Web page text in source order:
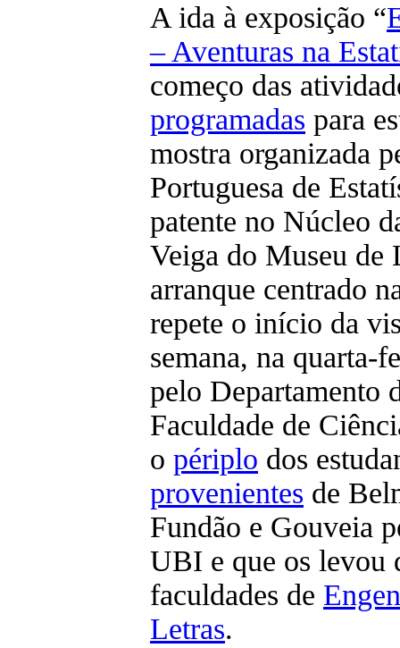
A ida à exposição “
– Aventuras na
começo das
programadas para
mostra organizada
Portuguesa de
patente no Núcleo
Veiga do Museu
arranque centrado
repete o início da
semana, na quarta-
pelo Departamento
Faculdade de
o périplo dos
provenientes de
Fundão e Gouveia
UBI e que os levou
faculdades de
Letras.